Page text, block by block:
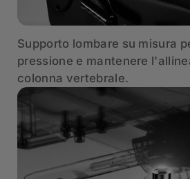
Supporto lombare su misura
pressione e mantenere
colonna vertebrale.